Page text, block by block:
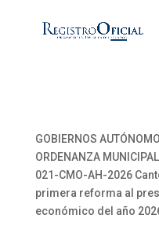
GOBIERNOS
ORDENANZA
021-CMO-AH-2026
primera reforma al
económico del año